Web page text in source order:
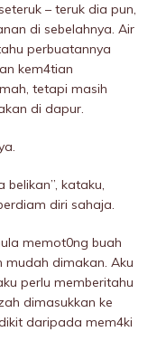
– teruk dia pun,
di sebeIahnya. Air
perbuatannya
kem4tian
tetapi masih
di dapur.
belikan”, kataku,
diri sahaja.
memot0ng buah
mudah dimakan. Aku
perlu memberitahu
dimasukkan ke
daripada mem4ki